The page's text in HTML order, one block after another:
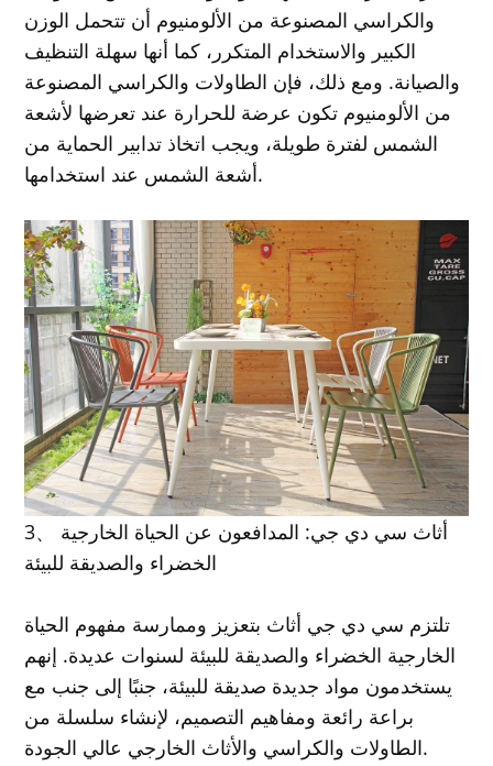
والكراسي المصنوعة من الألومنيوم أن تتحمل الوزن
الكبير والاستخدام المتكرر، كما أنها سهلة التنظيف
والصيانة. ومع ذلك، فإن الطاولات والكراسي المصنوعة
من الألومنيوم تكون عرضة للحرارة عند تعرضها لأشعة
الشمس لفترة طويلة، ويجب اتخاذ تدابير الحماية من
أشعة الشمس عند استخدامها.
3、 أثاث سي دي جي: المدافعون عن الحياة الخارجية
الخضراء والصديقة للبيئة
تلتزم سي دي جي أثاث بتعزيز وممارسة مفهوم الحياة
الخارجية الخضراء والصديقة للبيئة لسنوات عديدة. إنهم
يستخدمون مواد جديدة صديقة للبيئة، جنبًا إلى جنب مع
براعة رائعة ومفاهيم التصميم، لإنشاء سلسلة من
الطاولات والكراسي والأثاث الخارجي عالي الجودة.